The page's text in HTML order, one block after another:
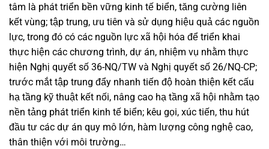
tâm là phát triển bền vững kinh tế biển, tăng cường liên
kết vùng; tập trung, ưu tiên và sử dụng hiệu quả các nguồn
lực, trong đó có các nguồn lực xã hội hóa để triển khai
thực hiện các chương trình, dự án, nhiệm vụ nhằm thực
hiện Nghị quyết số 36-NQ/TW và Nghị quyết số 26/NQ-CP;
trước mắt tập trung đẩy nhanh tiến độ hoàn thiện kết cấu
hạ tầng kỹ thuật kết nối, nâng cao hạ tầng xã hội nhằm tạo
nền tảng phát triển kinh tế biển; kêu gọi, xúc tiến, thu hút
đầu tư các dự án quy mô lớn, hàm lượng công nghệ cao,
thân thiện với môi trường…